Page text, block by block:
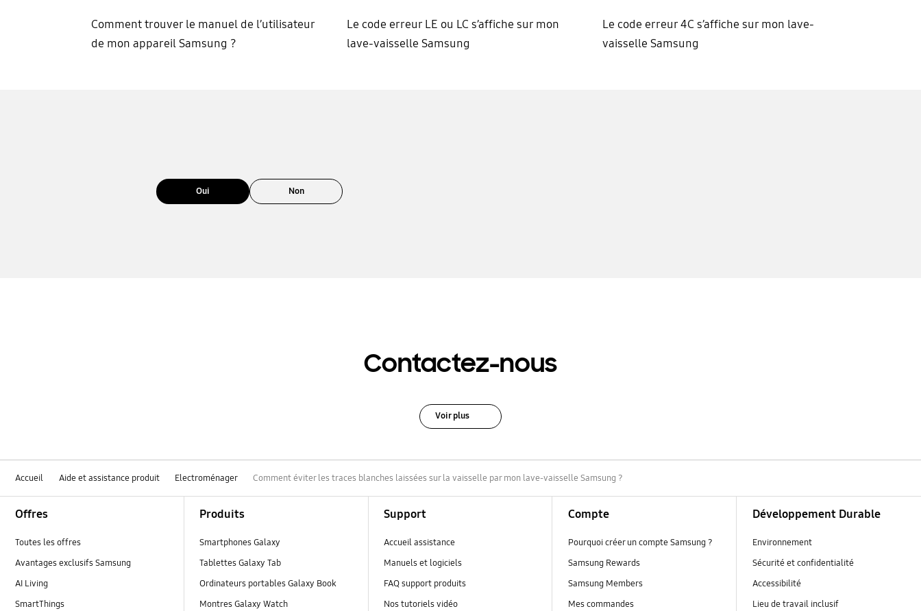
Comment trouver le manuel de l’utilisateur
de mon appareil Samsung ?
Le code erreur LE ou LC s’affiche sur mon
lave-vaisselle Samsung
Le code erreur 4C s’affiche sur mon lave-
vaisselle Samsung
Oui Non
Contactez-nous
Voir plus
Accueil Aide et assistance produit Electroménager Comment éviter les traces blanches laissées sur la vaisselle par mon lave-vaisselle Samsung ?
Offres
Toutes les offres
Avantages exclusifs Samsung
AI Living
SmartThings
Produits
Smartphones Galaxy
Tablettes Galaxy Tab
Ordinateurs portables Galaxy Book
Montres Galaxy Watch
Support
Accueil assistance
Manuels et logiciels
FAQ support produits
Nos tutoriels vidéo
Compte
Pourquoi créer un compte Samsung ?
Samsung Rewards
Samsung Members
Mes commandes
Développement Durable
Environnement
Sécurité et confidentialité
Accessibilité
Lieu de travail inclusif